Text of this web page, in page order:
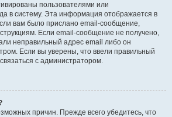
пользователями или
в систему. Эта информация отображается в
вам было прислано email-сообщение,
Если email-сообщение не получено,
неправильный адрес email либо он
Если вы уверены, что ввели правильный
с администратором.
причин. Прежде всего убедитесь, что